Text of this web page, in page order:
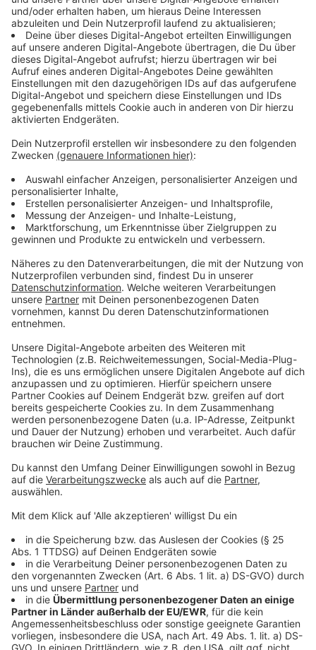
nicht (auch nicht unbewusst) zurechtgezupft
werden und auch nicht um den Hals getragen
werden. Bitte beachten: Masken mit
Ausatemventilen sind zum Fremdschutz
ungeeignet und im Sinne der Maskenpflicht nicht
einsetzbar! Ein Merkblatt mit Hinweisen zu den
verschiedenen Masken findet man im Internet
unter www.staedteregion-
aachen.de/schutzmasken.
- Abstrichzentrum: Das Abstrichzentrum am
Aachener Tivoli ist an Werktagen von 8 bis 18 Uhr
geöffnet. Alle Menschen, die getestet werden
wollen, müssen vorher die Telefonhotline
0241/5198-7500 anrufen. Gehörlose können sich
per E-Mail an KAZ-Leitung@staedteregion-
aachen.de wenden, um einen Termin nach Prüfung
zu erhalten. Bei der Vorprüfung wird abgeklärt, ob
die Bedingungen für eine Testung grundsätzlich
erfüllt sind. Die Empfehlung des Robert Koch-
Instituts sieht derzeit vor, dass sich alle Personen,
die Krankheitssymptome (Fieber, grippeähnliches
Gefühl, Schnupfen, Husten, Atemnot,
Halsschmerzen, Geruchs- oder Geschmackssinn
verändert oder verloren) aufweisen, testen lassen
können. Das Abstrichzentrum in Eschweiler wird
vorerst nicht mehr betrieben. Das Zentrum
Eschweiler ist sukzessive in mobile Teams
umgewandelt worden, kann aber jederzeit wieder
reaktiviert werden. Fünf mobile Teams mit jeweils
bis zu sechs Personen sowie drei
unterwegs, um weitere Infektionen zu verhindern
und Infektionsketten zu unterbrechen.
Haupteinsatzort sind stationäre
Pflegeeinrichtungen.
- Dringender Appell: Die Krisenstäbe weisen darauf
hin, dass die beschlossenen Maßnahmen auch